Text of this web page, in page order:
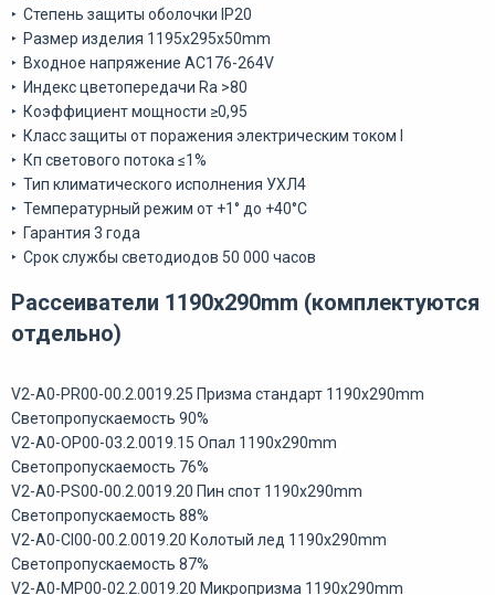
‣ Степень защиты оболочки IP20
‣ Размер изделия 1195х295х50mm
‣ Входное напряжение АС176-264V
‣ Индекс цветопередачи Ra >80
‣ Коэффициент мощности ≥0,95
‣ Класс защиты от поражения электрическим током I
‣ Кп светового потока ≤1%
‣ Тип климатического исполнения УХЛ4
‣ Температурный режим от +1° до +40°С
‣ Гарантия 3 года
‣ Срок службы светодиодов 50 000 часов
Рассеиватели 1190х290mm (комплектуются
отдельно)
V2-A0-PR00-00.2.0019.25 Призма стандарт 1190х290mm
Светопропускаемость 90%
V2-A0-OP00-03.2.0019.15 Опал 1190х290mm
Светопропускаемость 76%
V2-A0-PS00-00.2.0019.20 Пин спот 1190х290mm
Светопропускаемость 88%
V2-A0-CI00-00.2.0019.20 Колотый лед 1190х290mm
Светопропускаемость 87%
V2-A0-MP00-02.2.0019.20 Микропризма 1190х290mm